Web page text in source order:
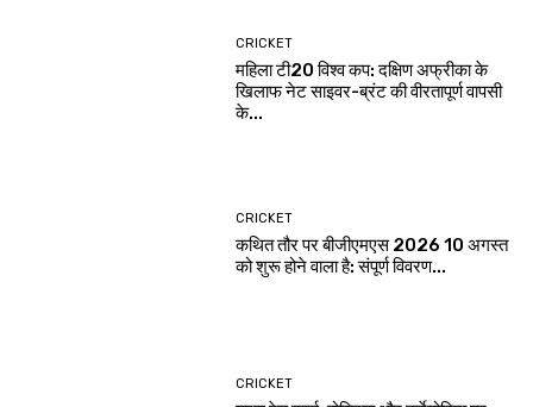
CRICKET
महिला टी20 विश्व कप: दक्षिण अफ्रीका के
खिलाफ नेट साइवर-ब्रंट की वीरतापूर्ण वापसी
के...
CRICKET
कथित तौर पर बीजीएमएस 2026 10 अगस्त
को शुरू होने वाला है: संपूर्ण विवरण...
CRICKET